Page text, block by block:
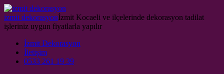
Skip to content
izmit dekorasyonİzmit Kocaeli ve ilçelerinde dekorasyon tadilat
işleriniz uygun fiyatlarla yapılır
Main Navigation
İzmit Dekorasyon
İletişim
0533 261 19 39